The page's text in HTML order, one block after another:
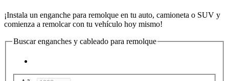
¡Instala un enganche para remolque en tu auto, camioneta o SUV y
comienza a remolcar con tu vehículo hoy mismo!
Buscar enganches y cableado para remolque